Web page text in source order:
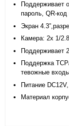
Поддерживает
пароль, QR-
Экран
Камера: 2х 1/
Поддерживает
Поддержка
тевожные
Питание
Материал